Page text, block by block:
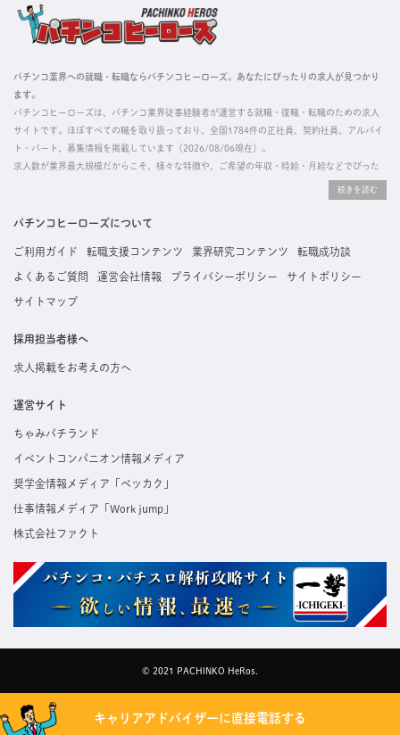
パチンコ業界への就職・転職ならパチンコヒーローズ。あなたにぴったりの求人が見つかり
ます。
パチンコヒーローズは、パチンコ業界従事経験者が運営する就職・復職・転職のための求人
サイトです。ほぼすべての職を取り扱っており、全国1784件の正社員、契約社員、アルバイ
ト・パート、募集情報を掲載しています（2026/08/06現在）。
求人数が業界最大規模だからこそ、様々な特徴や、ご希望の年収・時給・月給などでぴった
掲載している求人は、すべて契約法人様から寄せられた正規の求人情報です。応募いただい
た内容はすぐに直接事業所に届くためスムーズに転職・復職できます。
パチンコヒーローズについて
ご利用ガイド 転職支援コンテンツ 業界研究コンテンツ 転職成功談
よくあるご質問 運営会社情報 プライバシーポリシー サイトポリシー
サイトマップ
採用担当者様へ
求人掲載をお考えの方へ
運営サイト
ちゃみパチランド
イベントコンパニオン情報メディア
奨学金情報メディア「ベッカク」
仕事情報メディア「Work jump」
株式会社ファクト
© 2021 PACHINKO HeRos.
キャリアアドバイザーに直接電話する